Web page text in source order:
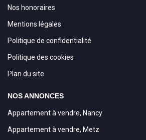
Nos honoraires
Mentions légales
Politique de confidentialité
Politique des cookies
Plan du site
NOS ANNONCES
Appartement à vendre, Nancy
Appartement à vendre, Metz